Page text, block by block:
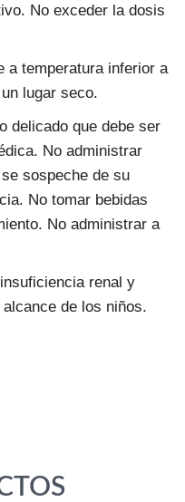
No exceder la dosis
a temperatura inferior a
lugar seco.
delicado que debe ser
No administrar
sospeche de su
No tomar bebidas
No administrar a
renal y
de los niños.